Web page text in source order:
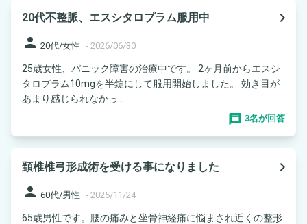
20代不整脈、エスシタロプラム服用中
navigate_next
person 20代/女性 - 2026/06/30
25歳女性、パニック障害の治療中です。 2ヶ月前からエスシ
タロプラム10mgを半錠にして服用開始しました。 効き目が
あまり感じられなかっ...
3名が回答
頚椎椎弓形成術を受ける事になりました
navigate_next
person 60代/男性 - 2025/11/24
65歳男性です。腰の痛みと坐骨神経痛に悩まされ近くの整形